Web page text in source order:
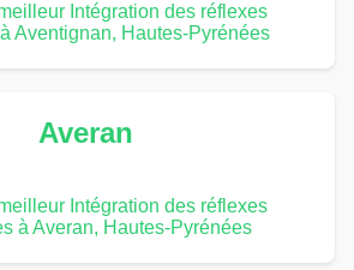
Intégration des réflexes
Aventignan, Hautes-Pyrénées
Averan
Intégration des réflexes
à Averan, Hautes-Pyrénées